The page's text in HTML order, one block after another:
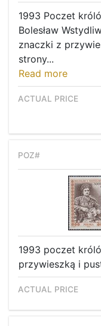
1993 Poczet
Bolesław
znaczki z
strony...
Read more
1993 poczet
przywieszką i